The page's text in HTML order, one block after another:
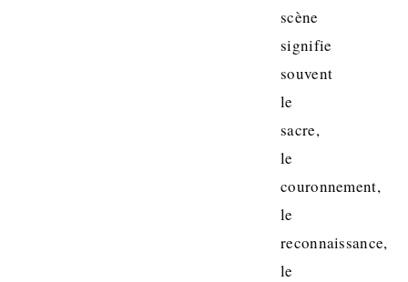
scène
signifie
souvent
le
sacre,
le
couronnement,
le
reconnaissance,
le